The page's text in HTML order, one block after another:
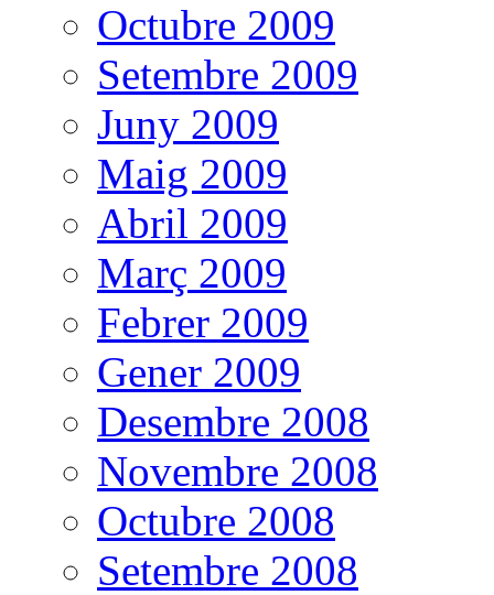
Octubre 2009
Setembre 2009
Juny 2009
Maig 2009
Abril 2009
Març 2009
Febrer 2009
Gener 2009
Desembre 2008
Novembre 2008
Octubre 2008
Setembre 2008